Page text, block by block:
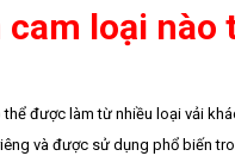
cam loại nào
được làm từ nhiều loại vải
và được sử dụng phổ biến